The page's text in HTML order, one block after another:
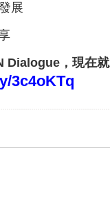
展
Dialogue ，現在
3c4oKTq